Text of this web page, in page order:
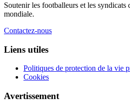
Soutenir les footballeurs et les syndicats
mondiale.
Contactez-nous
Liens utiles
Politiques de protection de la vie
Cookies
Avertissement